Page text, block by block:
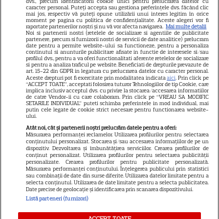
GSP
Știri mondene
Avantaje
Elle
Unica
Retete practice
URMĂREȘTE-NE PE
Copyright2026Ringier Romania – Toate Drepturile rezervate
caracter personal. Puteți accepta sau gestiona preferințele dvs. făcând clic
mai jos, respectiv vă puteți opune utilizării unui interes legitim în orice
moment pe pagina cu politica de confidențialitate. Aceste alegeri vor fi
raportate partenerilor noștri și nu vă vor afecta navigarea. Mai multe detalii
Noi si partenerii nostri (retelele de socializare si agentiile de publicitate
partenere, precum si furnizorii nostri de servicii de date analitice) prelucram
date pentru a permite website-ului sa functioneze, pentru a personaliza
continutul si anunturile publicitare afisate in functie de interesele si/sau
profilul dvs., pentru a va oferi functionalitati aferente retelelor de socializare
si pentru a analiza traficul pe website. Beneficiati de drepturile prevazute de
art. 15-22 din GDPR in legatura cu prelucrarea datelor cu caracter personal.
Aceste drepturi pot fi exercitate prin modalitatea indicataaici. Prin click pe
“ACCEPT TOATE”, acceptati folosirea tuturor Tehnologiilor de tip Cookie, care
implica inclusiv acceptul dvs. cu privire la stocarea/accesarea informatiilor
de catre Vendor-ii cu care colaboram. Prin click pe “VREAU SA MODIFIC
SETARILE INDIVIDUAL” puteti schimba preferintele in mod individual, mai
putin cele legate de cookie strict necesare pentru functionarea website-
ului.
Atât noi, cât și partenerii noștri prelucrăm datele pentru a oferi:
Măsurarea performanței reclamelor. Utilizarea profilurilor pentru selectarea
conținutului personalizat. Stocarea și/sau accesarea informațiilor de pe un
dispozitiv. Dezvoltarea și îmbunătățirea serviciilor. Crearea profilurilor de
conținut personalizat. Utilizarea profilurilor pentru selectarea publicității
personalizate. Crearea profilurilor pentru publicitate personalizată.
Măsurarea performanței conținutului. Înțelegerea publicului prin statistici
sau combinații de date din surse diferite. Utilizarea datelor limitate pentru a
selecta conținutul. Utilizarea de date limitate pentru a selecta publicitatea.
Date precise de geolocație și identificarea prin scanarea dispozitivului.
Listă parteneri (furnizori)